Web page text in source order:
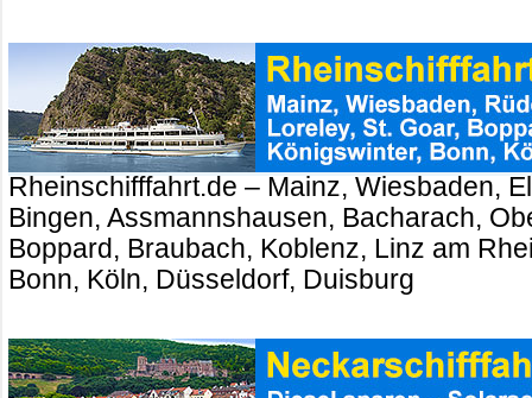
Rheinschifffahrt.de – Mainz, Wiesbaden,
Bingen, Assmannshausen, Bacharach,
Boppard, Braubach, Koblenz, Linz am
Bonn, Köln, Düsseldorf, Duisburg